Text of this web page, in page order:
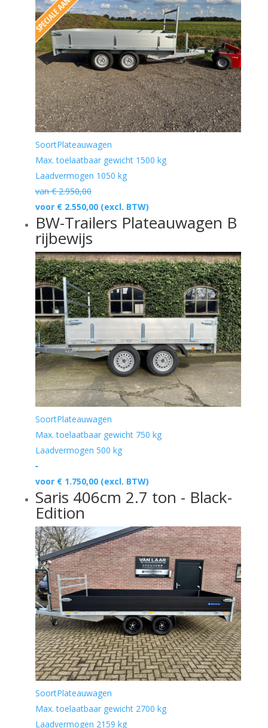
SoortPlateauwagen
Max. toelaatbaar gewicht1500 kg
Laadvermogen 1050 kg
van € 2.950,00
voor € 2.550,00 (excl. BTW)
BW-Trailers Plateauwagen B
rijbewijs
SoortPlateauwagen
Max. toelaatbaar gewicht750 kg
Laadvermogen 500 kg
-
voor € 1.750,00 (excl. BTW)
Saris 406cm 2.7 ton - Black-
Edition
SoortPlateauwagen
Max. toelaatbaar gewicht2700 kg
Laadvermogen 2159 kg